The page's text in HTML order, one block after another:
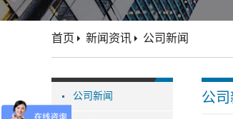
公司新闻
首页 新闻资讯 公司新闻
公司